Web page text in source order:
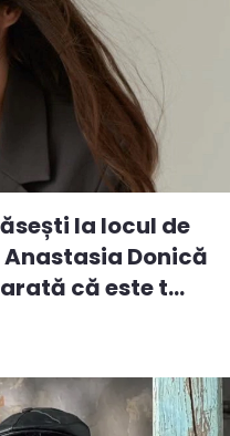
la locul de
Donică
că este t...